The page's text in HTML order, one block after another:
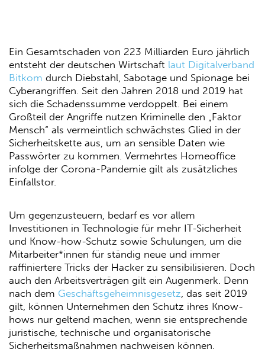
Ein Gesamtschaden von 223 Milliarden Euro jährlich
entsteht der deutschen Wirtschaft laut Digitalverband
Bitkom durch Diebstahl, Sabotage und Spionage bei
Cyberangriffen. Seit den Jahren 2018 und 2019 hat
sich die Schadenssumme verdoppelt. Bei einem
Großteil der Angriffe nutzen Kriminelle den „Faktor
Mensch“ als vermeintlich schwächstes Glied in der
Sicherheitskette aus, um an sensible Daten wie
Passwörter zu kommen. Vermehrtes Homeoffice
infolge der Corona-Pandemie gilt als zusätzliches
Einfallstor.
Um gegenzusteuern, bedarf es vor allem
Investitionen in Technologie für mehr IT-Sicherheit
und Know-how-Schutz sowie Schulungen, um die
Mitarbeiter*innen für ständig neue und immer
raffiniertere Tricks der Hacker zu sensibilisieren. Doch
auch den Arbeitsverträgen gilt ein Augenmerk. Denn
nach dem Geschäftsgeheimnisgesetz , das seit 2019
gilt, können Unternehmen den Schutz ihres Know-
hows nur geltend machen, wenn sie entsprechende
juristische, technische und organisatorische
Sicherheitsmaßnahmen nachweisen können.